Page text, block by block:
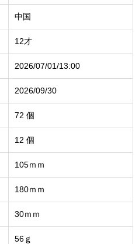
中国
12才
2026/07/01/13:00
2026/09/30
72 個
12 個
105ｍｍ
180ｍｍ
30ｍｍ
56ｇ